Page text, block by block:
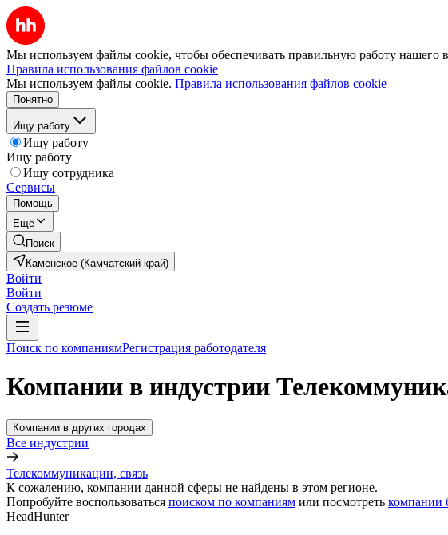
Мы используем файлы cookie, чтобы обеспечивать правильную работу нашего
Правила использования файлов cookie
Мы используем файлы cookie. Правила использования файлов cookie
Понятно
Ищу работу
Ищу работу
Ищу работу
Ищу сотрудника
Сервисы
Помощь
Ещё
Поиск
Каменское (Камчатский край)
Войти
Войти
Создать резюме
Поиск по компаниямРегистрация работодателя
Компании в индустрии
Компании в других городах
Все индустрии
Телекоммуникации, связь
К сожалению, компании данной сферы не найдены в этом регионе.
Попробуйте воспользоваться поиском по компаниям или посмотреть компании
HeadHunter